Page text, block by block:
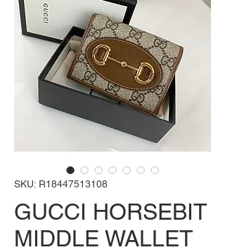
SKU: R18447513108
GUCCI HORSEBIT
MIDDLE WALLET